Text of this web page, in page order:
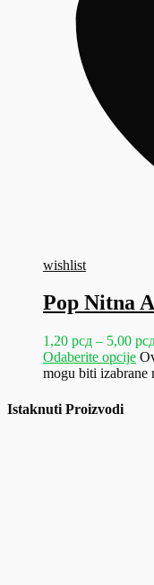
wishlist
Pop Nitna
1,20 рсд – 5,00
Odaberite opcije
mogu biti izabrane
Istaknuti Proizvodi